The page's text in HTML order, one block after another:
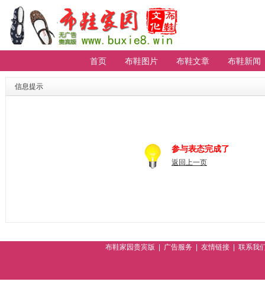
首页 布鞋图片 布鞋文章 布鞋新闻
信息提示
参与表态完成了
返回上一页
布鞋家园贵宾版 广告服务 友情链接 联系我